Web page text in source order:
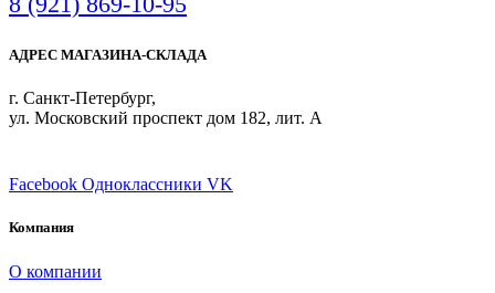
АДРЕС МАГАЗИНА-СКЛАДА
г. Санкт-Петербург,
ул. Московский проспект дом 182, лит. А
Facebook Одноклассники VK
Компания
О компании